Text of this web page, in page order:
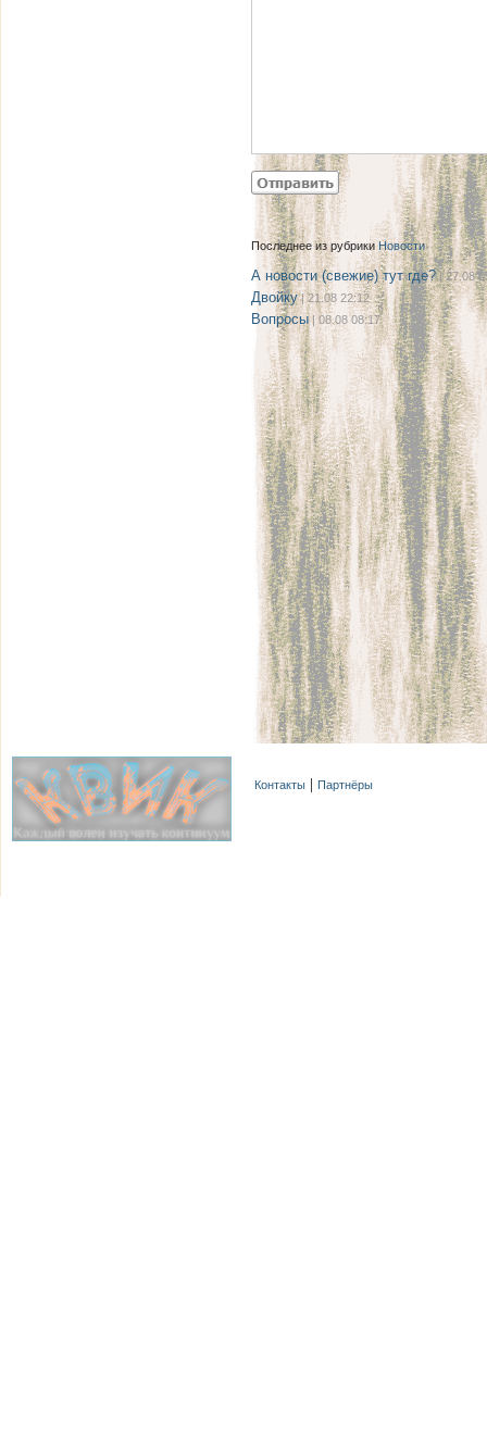
Последнее из рубрикиНовости
А новости (свежие) тут где?| 27.08
Двойку| 21.08 22:12
Вопросы| 08.08 08:17
Контакты Партнёры